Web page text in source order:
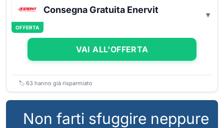
OFFERTA
Consegna Gratuita Enervit
VAI ALL'OFFERTA
🏷️ 63 hanno già risparmiato
Non farti sfuggire neppure